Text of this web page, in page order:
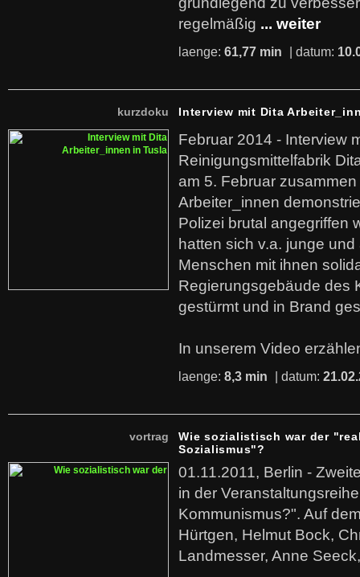
regelmäßig ... weiter
laenge: 61,77 min | datum:
kurzdoku Interview mit Dita
Februar 2014 - Interview
Reinigungsmittelfabrik
am 5. Februar
Arbeiter_innen
Polizei brutal angegriffen
hatten sich v.a. junge
Menschen mit ihnen
Regierungsgebäude des
gestürmt und in Brand
In unserem Video
laenge: 8,3 min | datum:
vortrag
Wie sozialistisch war der
Sozialismus"?
01.11.2011, Berlin -
in der
Kommunismus?". Auf
Hürtgen, Helmut Bock,
Landmesser, Anne